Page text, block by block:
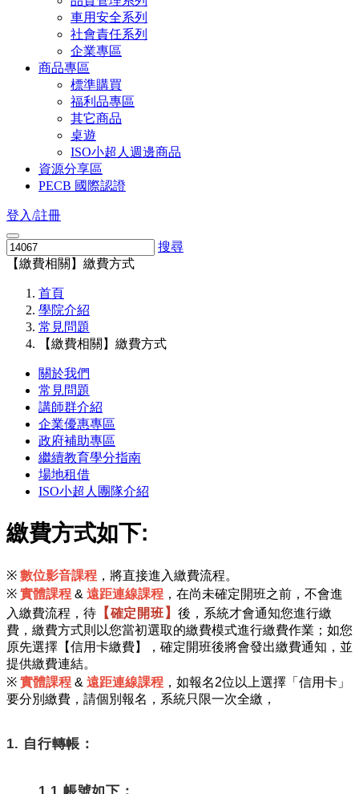
車用安全系列
社會責任系列
企業專區
商品專區
標準購買
福利品專區
其它商品
桌遊
ISO小超人週邊商品
資源分享區
PECB 國際認證
登入/註冊
搜尋
【繳費相關】繳費方式
首頁
學院介紹
常見問題
【繳費相關】繳費方式
關於我們
常見問題
講師群介紹
企業優惠專區
政府補助專區
繼續教育學分指南
場地租借
ISO小超人團隊介紹
繳費方式如下:
※ 數位影音課程 ，將直接進入繳費流程。
※ 實體課程 & 遠距連線課程 ，在尚未確定開班之前，不會進
入繳費流程，待 【確定開班】後，系統才會通知您進行繳
費，繳費方式則以您當初選取的繳費模式進行繳費作業；如您
原先選擇【信用卡繳費】，確定開班後將會發出繳費通知，並
提供繳費連結。
※ 實體課程 & 遠距連線課程 ，如報名2位以上選擇「信用卡」
要分別繳費，請個別報名，系統只限一次全繳，
1. 自行轉帳：
1.1 帳號如下：